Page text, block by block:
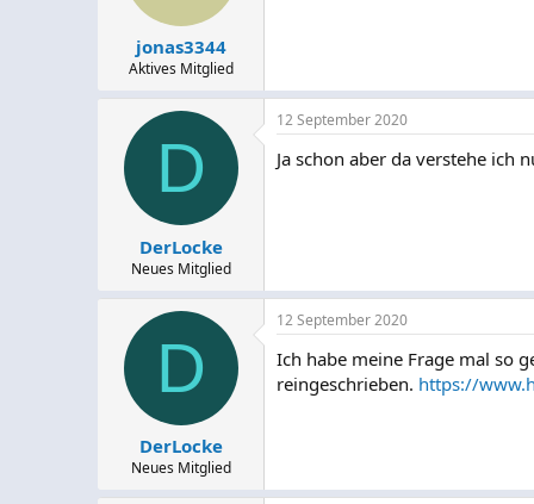
jonas3344
Aktives Mitglied
D
DerLocke
Neues Mitglied
12 September 2020
Ja schon aber da verstehe ich
D
DerLocke
Neues Mitglied
12 September 2020
Ich habe meine Frage mal so
reingeschrieben. https://